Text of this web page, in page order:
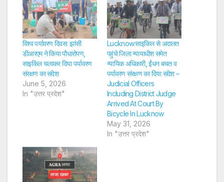
विश्व पर्यावरण दिवस: झांसी
डीआरएम ने किया पौधारोपण,
साइकिल चलाकर दिया पर्यावरण
संरक्षण का संदेश
June 5, 2026
In "उत्तर प्रदेश"
Lucknow:साइकिल से अदालत
पहुंचे जिला न्यायाधीश समेत
न्यायिक अधिकारी, ईंधन बचत व
पर्यावरण संरक्षण का दिया संदेश –
Judicial Officers
Including District Judge
Arrived At Court By
Bicycle In Lucknow
May 31, 2026
In "उत्तर प्रदेश"